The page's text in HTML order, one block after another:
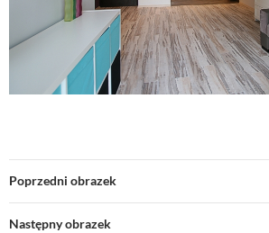
Poprzedni obrazek
Następny obrazek